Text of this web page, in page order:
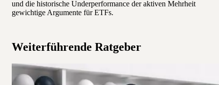
und die historische Underperformance der aktiven Mehrheit
gewichtige Argumente für ETFs.
Weiterführende Ratgeber
Fondspolice oder ETF-Sparplan: Was passt zu
welchem Profil?